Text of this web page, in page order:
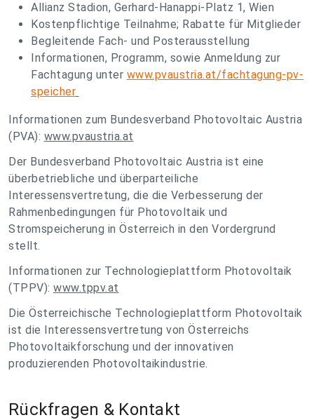
Allianz Stadion, Gerhard-Hanappi-Platz 1, Wien
Kostenpflichtige Teilnahme; Rabatte für Mitglieder
Begleitende Fach- und Posterausstellung
Informationen, Programm, sowie Anmeldung zur
Fachtagung unter www.pvaustria.at/fachtagung-pv-
speicher
Informationen zum Bundesverband Photovoltaic Austria
(PVA): www.pvaustria.at
Der Bundesverband Photovoltaic Austria ist eine
überbetriebliche und überparteiliche
Interessensvertretung, die die Verbesserung der
Rahmenbedingungen für Photovoltaik und
Stromspeicherung in Österreich in den Vordergrund
stellt.
Informationen zur Technologieplattform Photovoltaik
(TPPV): www.tppv.at
Die Österreichische Technologieplattform Photovoltaik
ist die Interessensvertretung von Österreichs
Photovoltaikforschung und der innovativen
produzierenden Photovoltaikindustrie.
Rückfragen & Kontakt